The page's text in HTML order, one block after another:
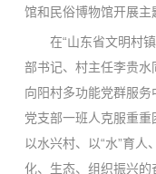
馆和民俗博物馆开展主
在“山东省文明村
部书记、村主任李贵水
向阳村多功能党群服
党支部一班人克服重重
以水兴村、以“水”育人
化、生态、组织振兴